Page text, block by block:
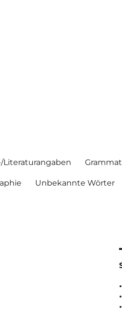
Literaturangaben
Unbekannte Wörter